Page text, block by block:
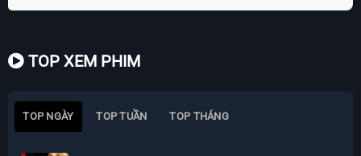
TOP XEM PHIM
TOP NGÀY TOP TUẦN TOP THÁNG